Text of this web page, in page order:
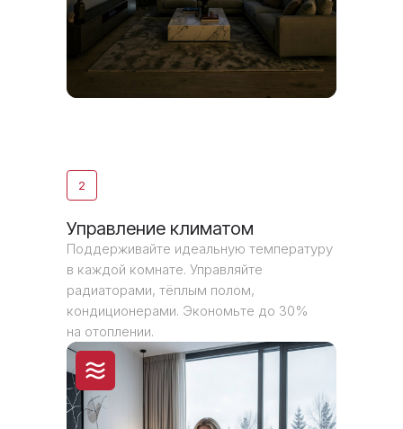
2
Управление климатом
Поддерживайте идеальную температуру
в каждой комнате. Управляйте
радиаторами, тёплым полом,
кондиционерами. Экономьте до 30%
на отоплении.